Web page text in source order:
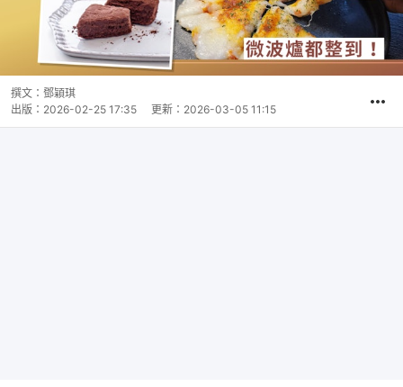
撰文： 鄧穎琪
出版： 2026-02-25 17:35 更新： 2026-03-05 11:15